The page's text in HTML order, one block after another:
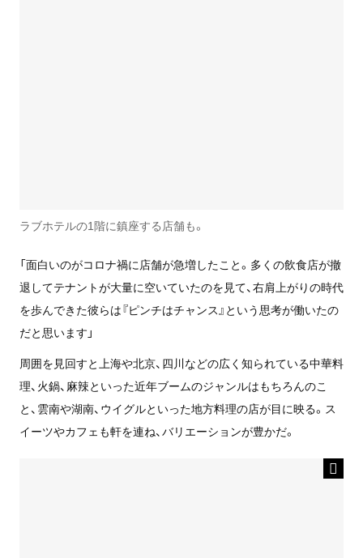
ラブホテルの1階に鎮座する店舗も。
「面白いのがコロナ禍に店舗が急増したこと。多くの飲食店が撤
退してテナントが大量に空いていたのを見て、右肩上がりの時代
を歩んできた彼らは『ピンチはチャンス』という思考が働いたの
だと思います」
周囲を見回すと上海や北京、四川などの広く知られている中華料
理、火鍋、麻辣といった近年ブームのジャンルはもちろんのこ
と、雲南や湖南、ウイグルといった地方料理の店が目に映る。ス
イーツやカフェも軒を連ね、バリエーションが豊かだ。